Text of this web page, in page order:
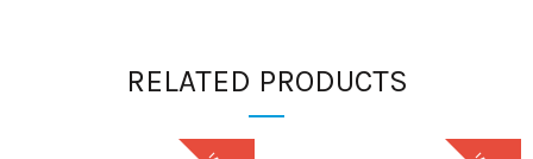
RELATED PRODUCTS